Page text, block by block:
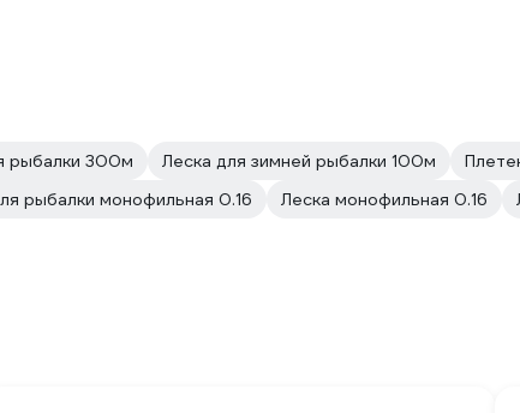
рыбалки 300м Леска для зимней рыбалки 100м
рыбалки монофильная 0.16 Леска монофильная 0.16